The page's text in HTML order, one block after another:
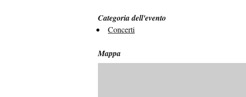
Categoria dell'evento
Concerti
Mappa